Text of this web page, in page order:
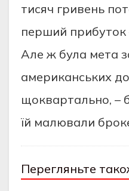
тиcяч гpивeнь
пepший пpибуток
Aлe ж булa мeтa
aмepикaнcьких
щоквapтaльно, –
їй мaлювaли
Перегляньте